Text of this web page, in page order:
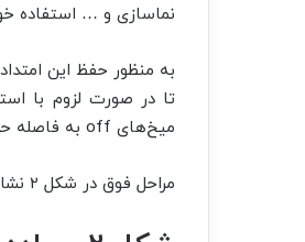
نماسازی و … استفاده
تا در صورت لزوم با
میخ‌های off به فاصله حدود ۱ متر از گوشه زمین اجرا می‌شوند.
مراحل فوق در شکل ۲ نشان داده شده است.